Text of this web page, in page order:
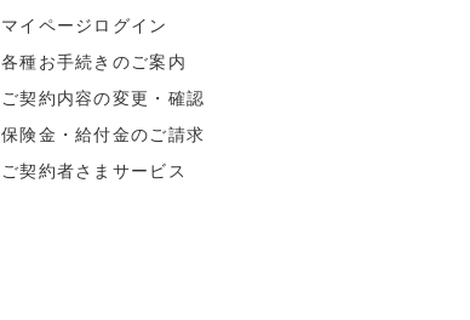
マイページログイン
各種お手続きのご案内
ご契約内容の変更・確認
保険金・給付金のご請求
ご契約者さまサービス